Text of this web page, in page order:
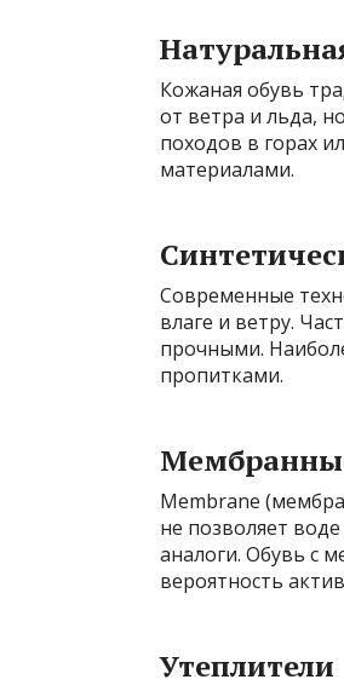
Кожаная обувь
от ветра и льда,
походов в горах
материалами.
Современные
влаге и ветру.
прочными.
пропитками.
Membrane
не позволяет
аналоги. Обувь с
вероятность
Утеплители